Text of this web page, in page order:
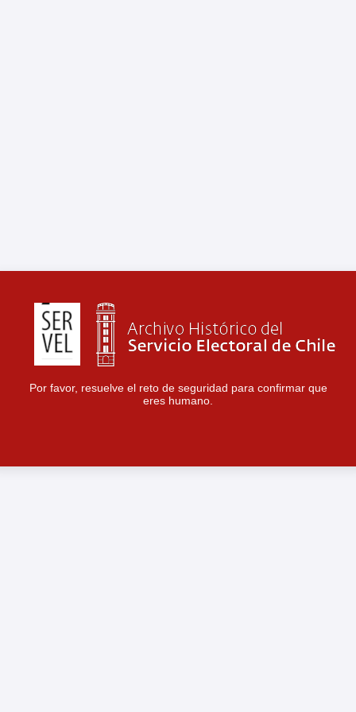
Por favor, resuelve el reto de seguridad para confirmar que
eres humano.